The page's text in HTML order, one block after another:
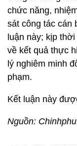
chức năng,
sát công tác cán
luận này; kịp
về kết quả thực
lý nghiêm minh
phạm.
Kết luận này
Nguồn: